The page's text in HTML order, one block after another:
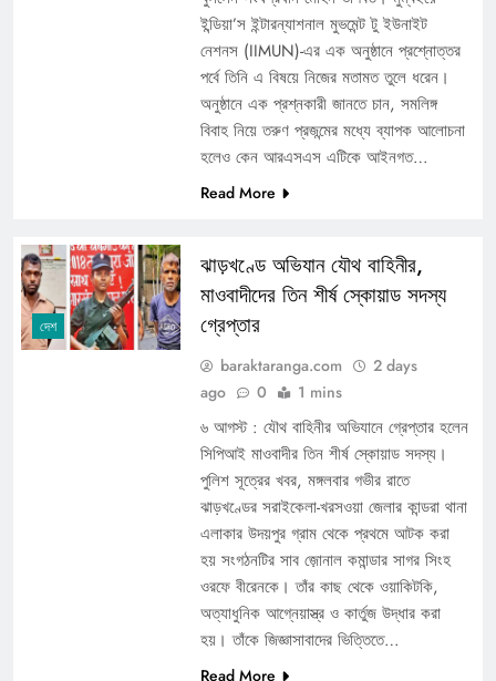
ইন্ডিয়া’স ইন্টারন্যাশনাল মুভমেন্ট টু ইউনাইট
নেশনস (IIMUN)-এর এক অনুষ্ঠানে প্রশ্নোত্তর
পর্বে তিনি এ বিষয়ে নিজের মতামত তুলে ধরেন।
অনুষ্ঠানে এক প্রশ্নকারী জানতে চান, সমলিঙ্গ
বিবাহ নিয়ে তরুণ প্রজন্মের মধ্যে ব্যাপক আলোচনা
হলেও কেন আরএসএস এটিকে আইনগত…
Read More
দেশ
ঝাড়খণ্ডে অভিযান যৌথ বাহিনীর,
মাওবাদীদের তিন শীর্ষ স্কোয়াড সদস্য
গ্রেপ্তার
baraktaranga.com
2 days
ago
0 1 mins
৬ আগস্ট : যৌথ বাহিনীর অভিযানে গ্রেপ্তার হলেন
সিপিআই মাওবাদীর তিন শীর্ষ স্কোয়াড সদস্য।
পুলিশ সূত্রের খবর, মঙ্গলবার গভীর রাতে
ঝাড়খণ্ডের সরাইকেলা-খরসওয়া জেলার কান্ডরা থানা
এলাকার উদয়পুর গ্রাম থেকে প্রথমে আটক করা
হয় সংগঠনটির সাব জ়োনাল কমান্ডার সাগর সিংহ
ওরফে বীরেনকে। তাঁর কাছ থেকে ওয়াকিটকি,
অত্যাধুনিক আগ্নেয়াস্ত্র ও কার্তুজ উদ্ধার করা
হয়। তাঁকে জিজ্ঞাসাবাদের ভিত্তিতে…
Read More